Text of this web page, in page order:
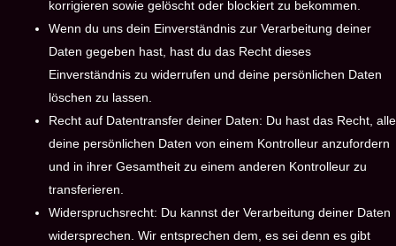
korrigieren sowie gelöscht oder blockiert zu bekommen.
Wenn du uns dein Einverständnis zur Verarbeitung deiner
Daten gegeben hast, hast du das Recht dieses
Einverständnis zu widerrufen und deine persönlichen Daten
löschen zu lassen.
Recht auf Datentransfer deiner Daten: Du hast das Recht, alle
deine persönlichen Daten von einem Kontrolleur anzufordern
und in ihrer Gesamtheit zu einem anderen Kontrolleur zu
transferieren.
Widerspruchsrecht: Du kannst der Verarbeitung deiner Daten
widersprechen. Wir entsprechen dem, es sei denn es gibt